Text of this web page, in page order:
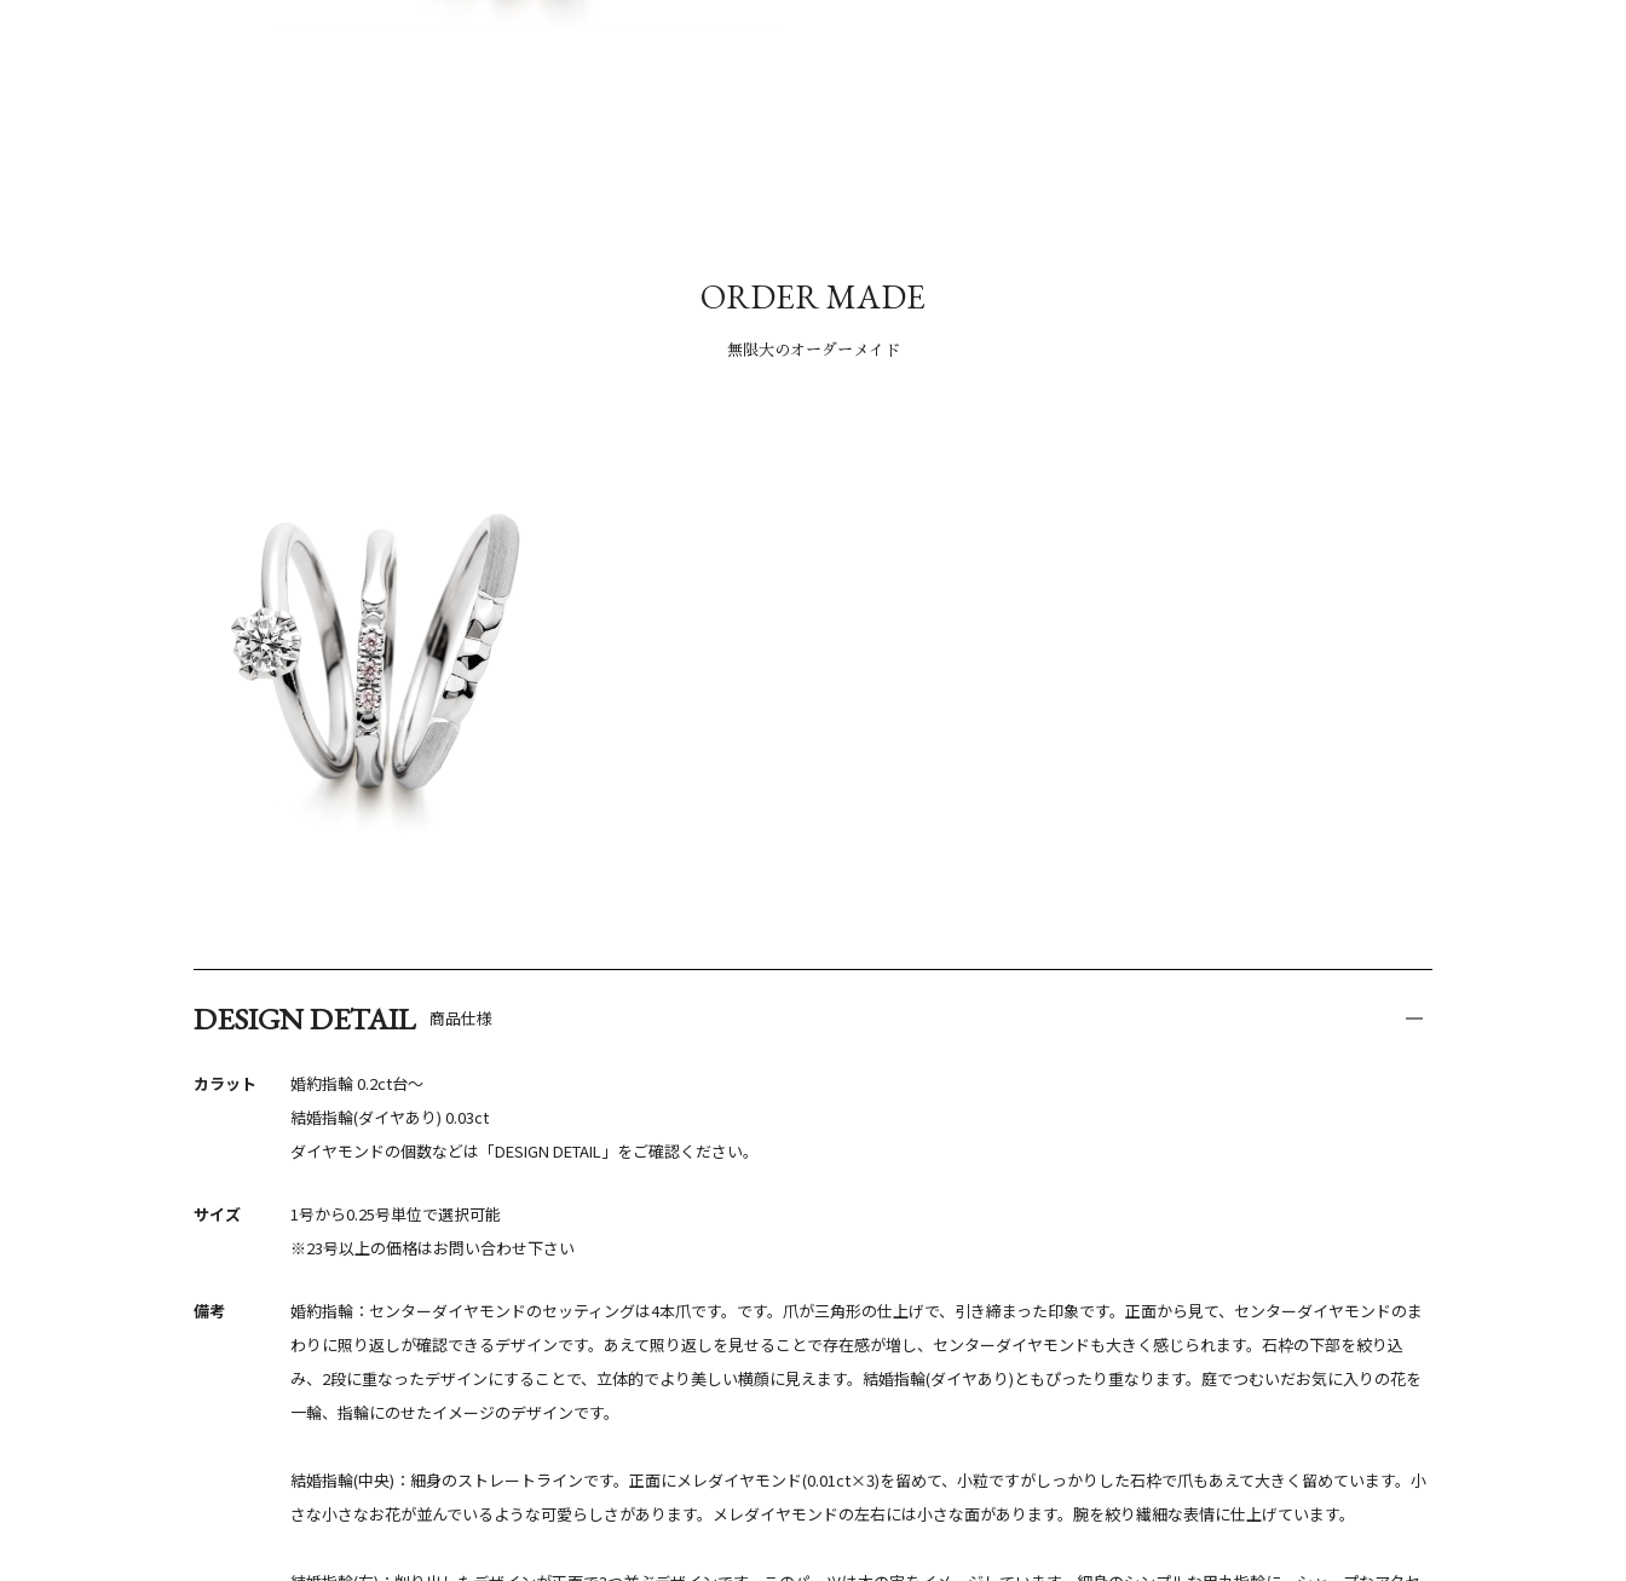
ORDER MADE
無限大のオーダーメイド
DESIGN DETAIL 商品仕様
カラット
婚約指輪 0.2ct台〜
結婚指輪(ダイヤあり) 0.03ct
ダイヤモンドの個数などは「DESIGN DETAIL」をご確認ください。
サイズ
1号から0.25号単位で選択可能
※23号以上の価格はお問い合わせ下さい
備考
婚約指輪：センターダイヤモンドのセッティングは4本爪です。です。爪が三角形の仕上げで、引き締まった印象です。正面から見て、センターダイヤモンドのま
わりに照り返しが確認できるデザインです。あえて照り返しを見せることで存在感が増し、センターダイヤモンドも大きく感じられます。石枠の下部を絞り込
み、2段に重なったデザインにすることで、立体的でより美しい横顔に見えます。結婚指輪(ダイヤあり)ともぴったり重なります。庭でつむいだお気に入りの花を
一輪、指輪にのせたイメージのデザインです。
結婚指輪(中央)：細身のストレートラインです。正面にメレダイヤモンド(0.01ct×3)を留めて、小粒ですがしっかりした石枠で爪もあえて大きく留めています。小
さな小さなお花が並んでいるような可愛らしさがあります。メレダイヤモンドの左右には小さな面があります。腕を絞り繊細な表情に仕上げています。